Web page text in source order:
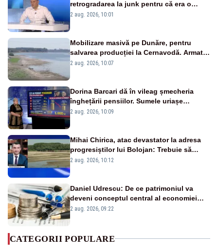
retrogradarea la junk pentru că era o
catastrofă pentru bănci și fondurile de
2 aug. 2026, 10:01
Mobilizare masivă pe Dunăre, pentru
salvarea producției la Cernavodă. Armata
va detona o stâncă și va devia apa
2 aug. 2026, 10:07
Dorina Barcari dă în vileag șmecheria
înghețării pensiilor. Sumele uriașe
pierdute de fiecare român
2 aug. 2026, 10:09
Mihai Chirica, atac devastator la adresa
progresiștilor lui Bolojan: Trebuie să
protejăm și natura, dar nu șținem omaneii
2 aug. 2026, 10:12
Daniel Udrescu: De ce patrimoniul va
deveni conceptul central al economiei
viitoare?
2 aug. 2026, 09:22
CATEGORII POPULARE